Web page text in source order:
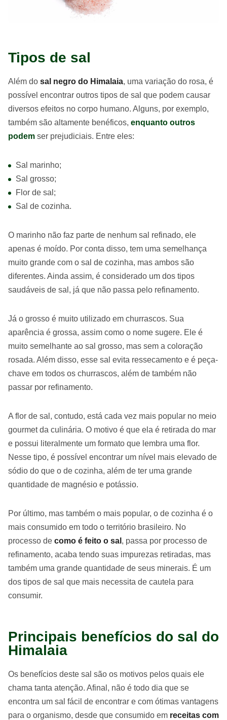
Tipos de sal
Além do sal negro do Himalaia, uma variação do rosa, é
possível encontrar outros tipos de sal que podem causar
diversos efeitos no corpo humano. Alguns, por exemplo,
também são altamente benéficos, enquanto outros
podem ser prejudiciais. Entre eles:
Sal marinho;
Sal grosso;
Flor de sal;
Sal de cozinha.
O marinho não faz parte de nenhum sal refinado, ele
apenas é moído. Por conta disso, tem uma semelhança
muito grande com o sal de cozinha, mas ambos são
diferentes. Ainda assim, é considerado um dos tipos
saudáveis de sal, já que não passa pelo refinamento.
Já o grosso é muito utilizado em churrascos. Sua
aparência é grossa, assim como o nome sugere. Ele é
muito semelhante ao sal grosso, mas sem a coloração
rosada. Além disso, esse sal evita ressecamento e é peça-
chave em todos os churrascos, além de também não
passar por refinamento.
A flor de sal, contudo, está cada vez mais popular no meio
gourmet da culinária. O motivo é que ela é retirada do mar
e possui literalmente um formato que lembra uma flor.
Nesse tipo, é possível encontrar um nível mais elevado de
sódio do que o de cozinha, além de ter uma grande
quantidade de magnésio e potássio.
Por último, mas também o mais popular, o de cozinha é o
mais consumido em todo o território brasileiro. No
processo de como é feito o sal , passa por processo de
refinamento, acaba tendo suas impurezas retiradas, mas
também uma grande quantidade de seus minerais. É um
dos tipos de sal que mais necessita de cautela para
consumir.
Principais benefícios do sal do
Himalaia
Os benefícios deste sal são os motivos pelos quais ele
chama tanta atenção. Afinal, não é todo dia que se
encontra um sal fácil de encontrar e com ótimas vantagens
para o organismo, desde que consumido em receitas com